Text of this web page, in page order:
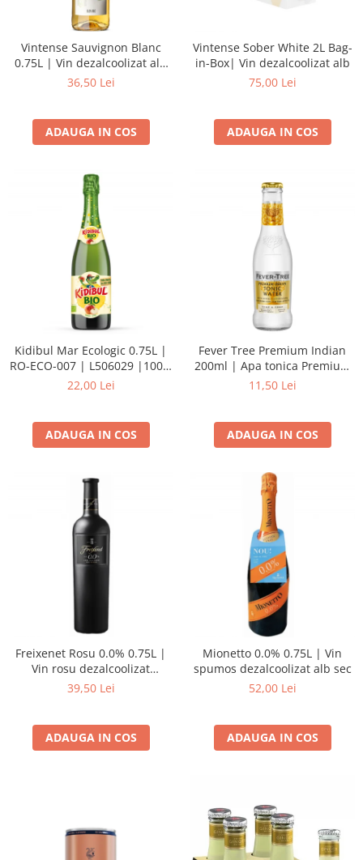
Vintense Sauvignon Blanc
0.75L | Vin dezalcoolizat alb
sec
36,50 Lei
ADAUGA IN COS
Vintense Sober White 2L Bag-
in-Box| Vin dezalcoolizat alb
75,00 Lei
ADAUGA IN COS
Kidibul Mar Ecologic 0.75L |
RO-ECO-007 | L506029 |100%
Suc de mere Bio
22,00 Lei
ADAUGA IN COS
Fever Tree Premium Indian
200ml | Apa tonica Premium
Indian
11,50 Lei
ADAUGA IN COS
Freixenet Rosu 0.0% 0.75L |
Vin rosu dezalcoolizat
demisec
39,50 Lei
ADAUGA IN COS
Mionetto 0.0% 0.75L | Vin
spumos dezalcoolizat alb sec
52,00 Lei
ADAUGA IN COS